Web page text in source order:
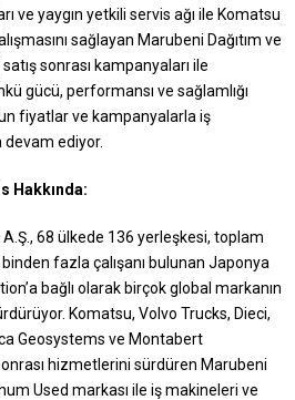
ve yaygın yetkili servis ağı ile Komatsu
sağlayan Marubeni Dağıtım ve
sonrası kampanyaları ile
gücü, performansı ve sağlamlığı
fiyatlar ve kampanyalarla iş
devam ediyor.
Hakkında:
A.Ş., 68 ülkede 136 yerleşkesi, toplam
fazla çalışanı bulunan Japonya
bağlı olarak birçok global markanın
Komatsu, Volvo Trucks, Dieci,
Geosystems ve Montabert
hizmetlerini sürdüren Marubeni
Used markası ile iş makineleri ve